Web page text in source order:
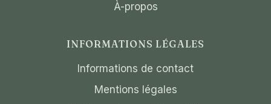
À-propos
INFORMATIONS LÉGALES
Informations de contact
Mentions légales